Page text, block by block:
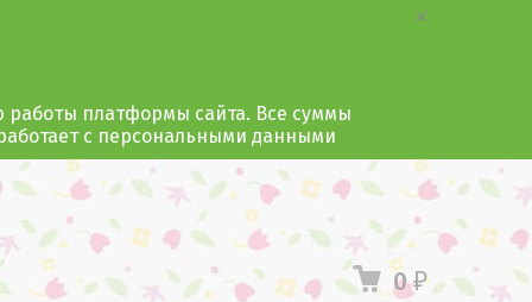
работы платформы сайта. Все суммы
с персональными данными
0₽